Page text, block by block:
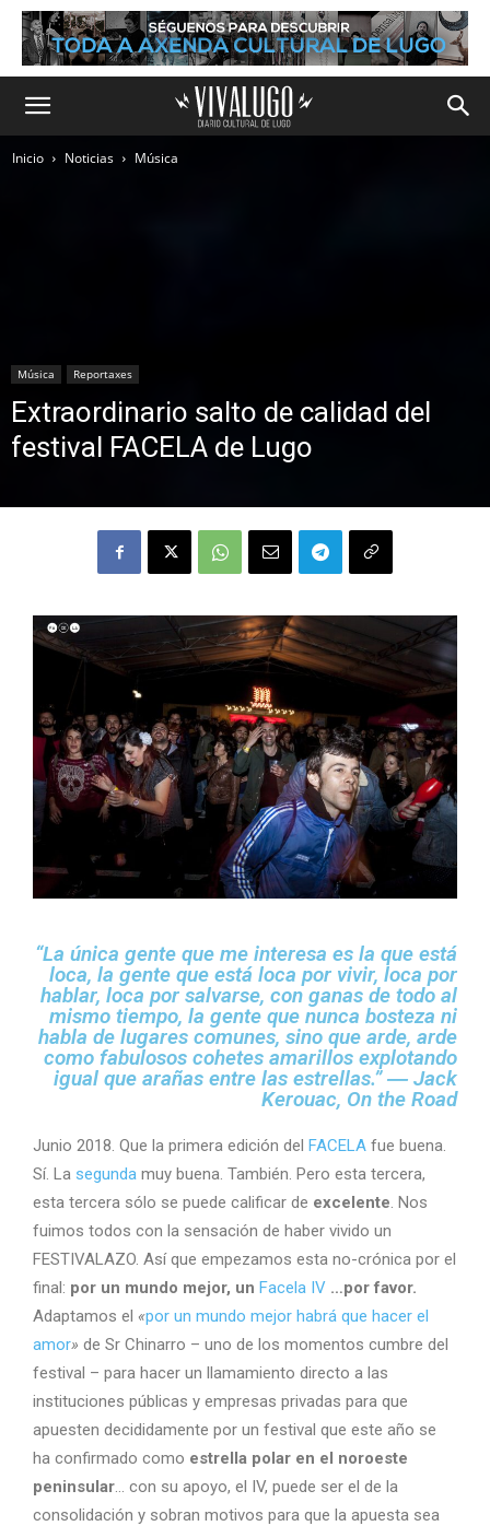
Inicio Noticias Música
Música Reportaxes
Extraordinario salto de calidad del
festival FACELA de Lugo
“La única gente que me interesa es la que está
loca, la gente que está loca por vivir, loca por
hablar, loca por salvarse, con ganas de todo al
mismo tiempo, la gente que nunca bosteza ni
habla de lugares comunes, sino que arde, arde
como fabulosos cohetes amarillos explotando
igual que arañas entre las estrellas.” ― Jack
Kerouac, On the Road
Junio 2018. Que la primera edición del FACELA fue buena.
Sí. La segunda muy buena. También. Pero esta tercera,
esta tercera sólo se puede calificar de excelente. Nos
fuimos todos con la sensación de haber vivido un
FESTIVALAZO. Así que empezamos esta no-crónica por el
final: por un mundo mejor, un Facela IV …por favor.
Adaptamos el «por un mundo mejor habrá que hacer el
amor» de Sr Chinarro – uno de los momentos cumbre del
festival – para hacer un llamamiento directo a las
instituciones públicas y empresas privadas para que
apuesten decididamente por un festival que este año se
ha confirmado como estrella polar en el noroeste
peninsular… con su apoyo, el IV, puede ser el de la
consolidación y sobran motivos para que la apuesta sea